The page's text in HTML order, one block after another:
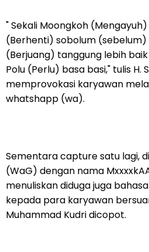
" Sekali Moongkoh
(Berhenti) sobolum (sebelum)
(Berjuang) tanggung lebih
Polu (Perlu) basa basi," tulis H.
memprovokasi karyawan
whatshapp (wa).
Sementara capture satu lagi,
(WaG) dengan nama
menuliskan diduga juga
kepada para karyawan
Muhammad Kudri dicopot.